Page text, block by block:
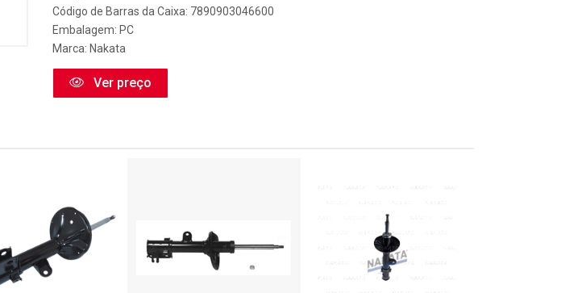
Código de Barras da Caixa: 7890903046600
Embalagem: PC
Marca: Nakata
Ver preço